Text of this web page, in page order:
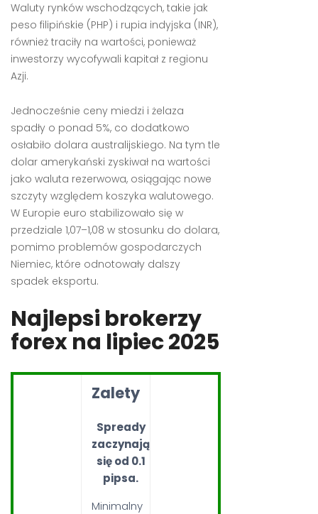
Waluty rynków wschodzących, takie jak
peso filipińskie (PHP) i rupia indyjska (INR),
również traciły na wartości, ponieważ
inwestorzy wycofywali kapitał z regionu
Azji.
Jednocześnie ceny miedzi i żelaza
spadły o ponad 5%, co dodatkowo
osłabiło dolara australijskiego. Na tym tle
dolar amerykański zyskiwał na wartości
jako waluta rezerwowa, osiągając nowe
szczyty względem koszyka walutowego.
W Europie euro stabilizowało się w
przedziale 1,07–1,08 w stosunku do dolara,
pomimo problemów gospodarczych
Niemiec, które odnotowały dalszy
spadek eksportu.
Najlepsi brokerzy
forex na lipiec 2025
Zalety
Spready
zaczynają
się od 0.1
pipsa.
Minimalny